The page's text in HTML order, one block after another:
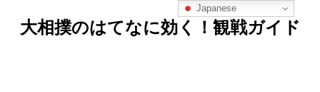
大相撲のはてなに効く！観戦ガイド
Japanese